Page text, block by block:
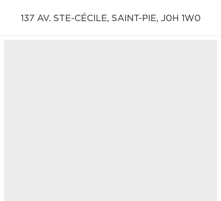
137 AV. STE-CÉCILE, SAINT-PIE, J0H 1W0